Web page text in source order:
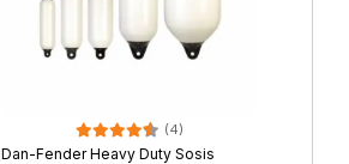
(4)
Dan-Fender Heavy Duty Sosis